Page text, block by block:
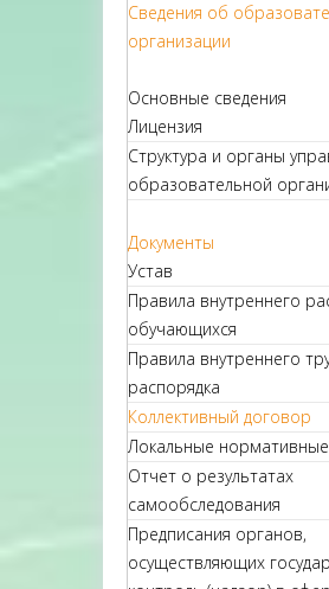
Сведения об
организации
Основные сведения
Лицензия
Структура и органы
образовательной
Документы
Устав
Правила внутреннего
обучающихся
Правила внутреннего
распорядка
Коллективный договор
Локальные
Отчет о результатах
самообследования
Предписания органов,
осуществляющих